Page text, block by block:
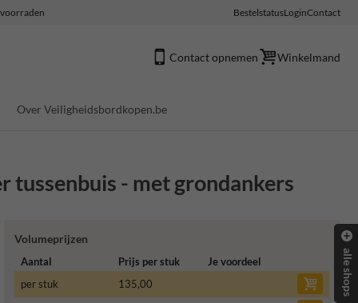
BestelstatusLoginContact
Contact opnemen Winkelmand
Over Veiligheidsbordkopen.be
tussenbuis - met grondankers
Volumeprijzen
Aantal Prijs per stuk
Je voordeel
per stuk
135,00 alle shops